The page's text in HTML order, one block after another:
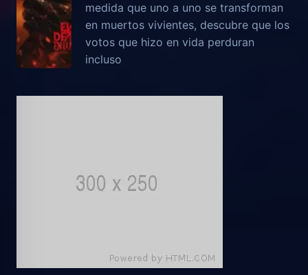
medida que uno a uno se transforman
en muertos vivientes, descubre que los
votos que hizo en vida perduran
incluso